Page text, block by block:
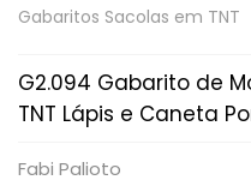
Gabaritos Sacolas em TNT
G2.094 Gabarito de
TNT Lápis e Caneta
Fabi Palioto